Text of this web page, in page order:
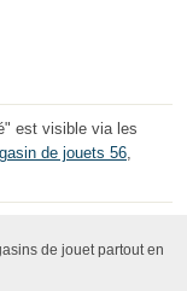
est visible via les
de jouets 56,
de jouet partout en